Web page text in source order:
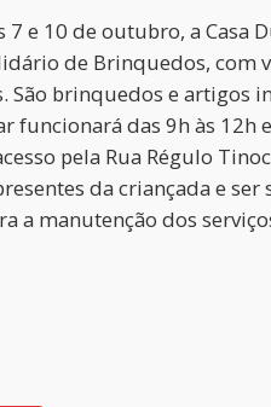
7 e 10 de outubro, a Casa
de Brinquedos, com
São brinquedos e artigos
funcionará das 9h às 12h
pela Rua Régulo
da criançada e
a manutenção dos